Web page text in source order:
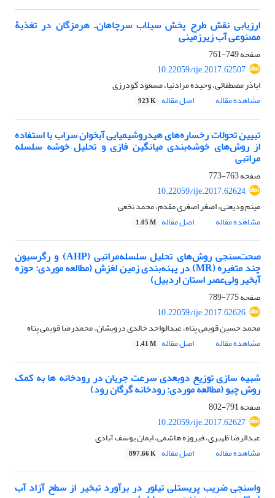
ارزیابی نقش طرح پخش سیلاب سرچاهان‌ـ هرمزگان در تغذیۀ
مصنوعی آب زیرزمینی
صفحه749-761
10.22059/ije.2017.62507
اباذر مصطفائی، وحیده مرادنیا، مسعود گودرزی
مشاهده مقاله
اصل مقاله 923 K
تبیین تحولات رخساره‌های هیدروشیمیایی آبخوان سراب با استفاده
از روش‌های خوشه‌بندی میانگین فازی و تحلیل خوشه سلسله
مراتبی
صفحه763-773
10.22059/ije.2017.62624
میثم ودیعتی، اصغر اصغری مقدم، محمد نخعی
مشاهده مقاله
اصل مقاله 1.05 M
صحت‌سنجی روش‌های تحلیل سلسله‌مراتبی (AHP) و رگرسیون
چند متغیره (MR) در پهنه‌بندی زمین لغزش (مطالعه موردی: حوزه
آبخیر ولی‌عصر استان اردبیل)
صفحه775-789
10.22059/ije.2017.62626
محمد حسین قویمی پناه، عبدالواحد خالدی درویشان، محمدرضا قویمی پناه
مشاهده مقاله
اصل مقاله 1.41 M
شبیه سازی توزیع دوبعدی سرعت جریان در رودخانه ها به کمک
روش چیو (مطالعه موردی: رودخانه گرگان رود)
صفحه791-802
10.22059/ije.2017.62627
عبدالرضا ظهیری، فیروزه هاشمی، ایمان یوسف آبادی
مشاهده مقاله
اصل مقاله 897.66 K
واسنجی ضریب پریستلی تیلور در برآورد تبخیر از سطح آزاد آب